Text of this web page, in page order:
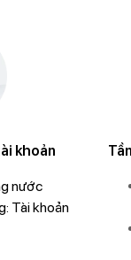
khoản
nước
Tài khoản